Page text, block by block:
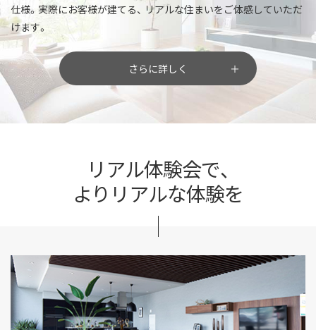
仕様。実際にお客様が建てる、 リアルな住まいをご体感していただ
けます。
さらに詳しく
リアル体験会で、
よりリアルな体験を